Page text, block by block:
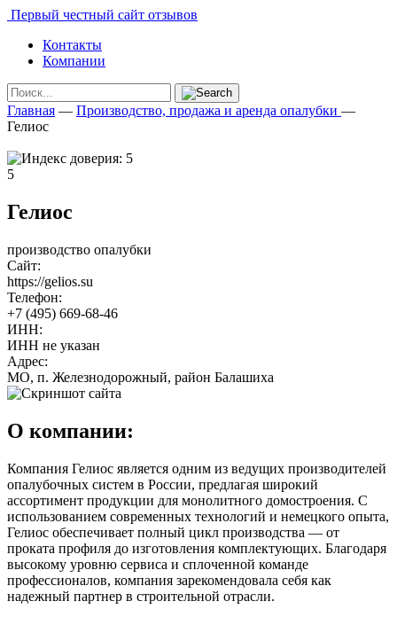
Первый честный сайт отзывов
Контакты
Компании
Главная — Производство, продажа и аренда опалубки —
Гелиос
5
Гелиос
производство опалубки
Сайт:
https://gelios.su
Телефон:
+7 (495) 669-68-46
ИНН:
ИНН не указан
Адрес:
МО, п. Железнодорожный, район Балашиха
О компании:
Компания Гелиос является одним из ведущих производителей
опалубочных систем в России, предлагая широкий
ассортимент продукции для монолитного домостроения. С
использованием современных технологий и немецкого опыта,
Гелиос обеспечивает полный цикл производства — от
проката профиля до изготовления комплектующих. Благодаря
высокому уровню сервиса и сплоченной команде
профессионалов, компания зарекомендовала себя как
надежный партнер в строительной отрасли.